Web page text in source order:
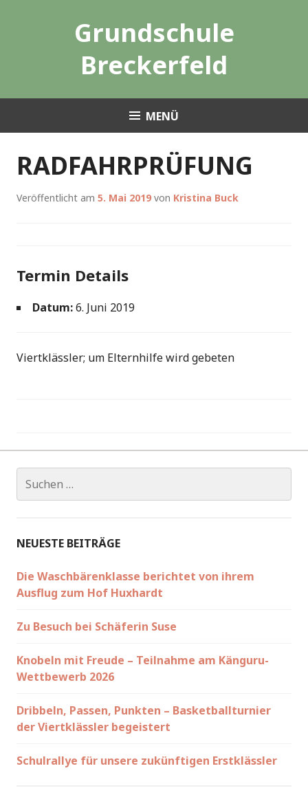
Grundschule
Breckerfeld
MENÜ
RADFAHRPRÜFUNG
Veröffentlicht am 5. Mai 2019 von Kristina Buck
Termin Details
Datum:6. Juni 2019
Viertklässler; um Elternhilfe wird gebeten
nach:
NEUESTE BEITRÄGE
Die Waschbärenklasse berichtet von ihrem
Ausflug zum Hof Huxhardt
Zu Besuch bei Schäferin Suse
Knobeln mit Freude – Teilnahme am Känguru-
Wettbewerb 2026
Dribbeln, Passen, Punkten – Basketballturnier
der Viertklässler begeistert
Schulrallye für unsere zukünftigen Erstklässler